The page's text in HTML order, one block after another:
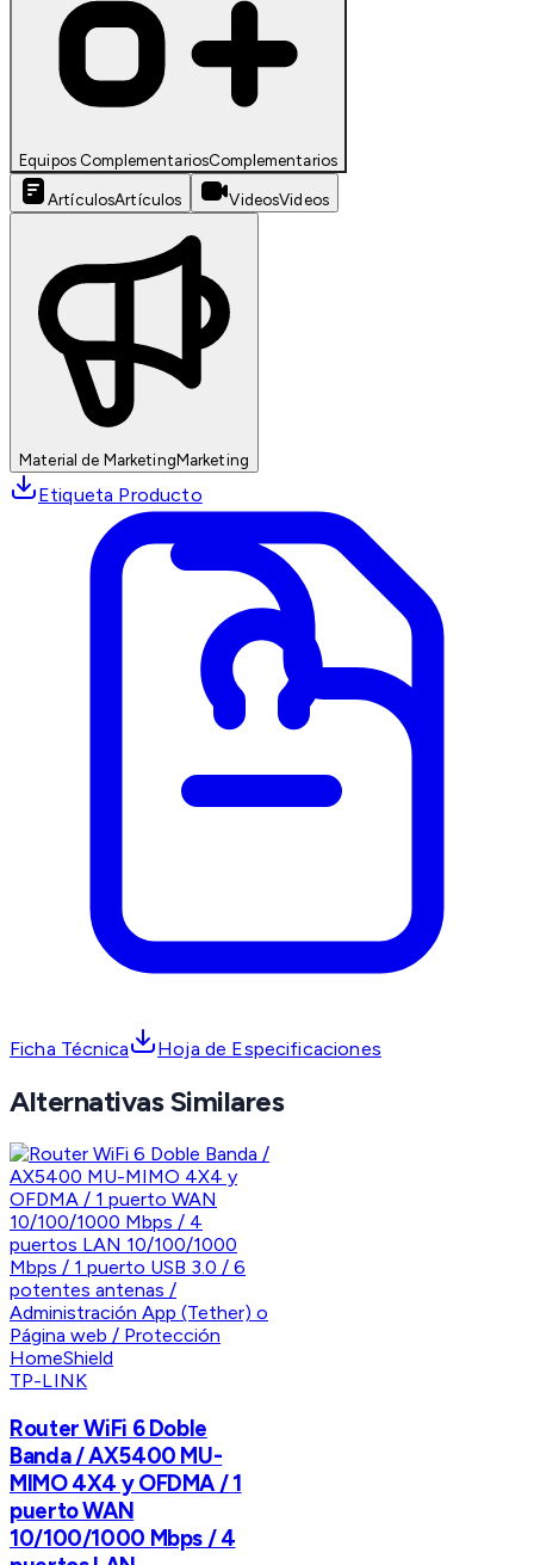
Equipos ComplementariosComplementarios
ArtículosArtículos VideosVideos
Material de MarketingMarketing
Etiqueta Producto
Ficha Técnica Hoja de Especificaciones
Alternativas Similares
TP-LINK
Router WiFi 6 Doble
Banda / AX5400 MU-
MIMO 4X4 y OFDMA / 1
puerto WAN
10/100/1000 Mbps / 4